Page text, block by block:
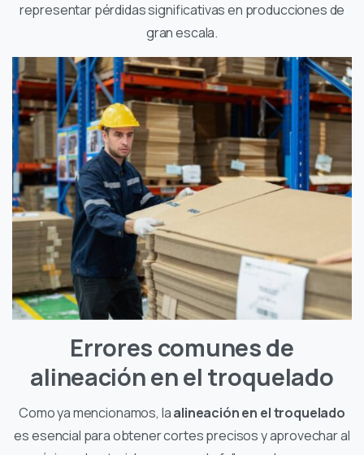
representar pérdidas significativas en producciones de
gran escala.
Errores comunes de
alineación en el troquelado
Como ya mencionamos, laalineación en el troquelado
es esencial para obtener cortes precisos y aprovechar al